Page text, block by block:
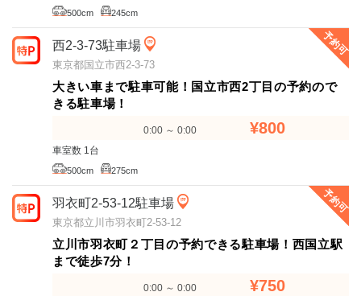
500cm 245cm
予約可
西2-3-73駐車場
東京都国立市西2-3-73
大きい車まで駐車可能！国立市西2丁目の予約ので
きる駐車場！
0:00 ～ 0:00 ¥800
車室数 1台
500cm 275cm
予約可
羽衣町2-53-12駐車場
東京都立川市羽衣町2-53-12
立川市羽衣町２丁目の予約できる駐車場！西国立駅
まで徒歩7分！
0:00 ～ 0:00 ¥750